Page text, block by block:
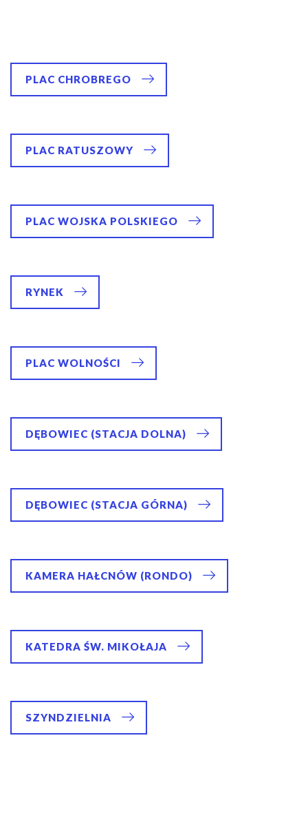
PLAC CHROBREGO
PLAC RATUSZOWY
PLAC WOJSKA POLSKIEGO
RYNEK
PLAC WOLNOŚCI
DĘBOWIEC (STACJA DOLNA)
DĘBOWIEC (STACJA GÓRNA)
KAMERA HAŁCNÓW (RONDO)
KATEDRA ŚW. MIKOŁAJA
SZYNDZIELNIA